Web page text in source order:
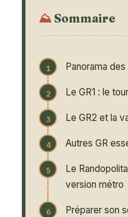
Sommaire
Panorama
Le GR1 : le
Le GR2 et la
Autres GR
Le
version métro
Préparer son